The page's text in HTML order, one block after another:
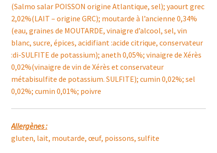
(Salmo salar POISSON origine Atlantique, sel); yaourt grec
2,02%(LAIT – origine GRC); moutarde à l’ancienne 0,34%
(eau, graines de MOUTARDE, vinaigre d’alcool, sel, vin
blanc, sucre, épices, acidifiant :acide citrique, conservateur
:di-SULFITE de potassium); aneth 0,05%; vinaigre de Xérès
0,02%(vinaigre de vin de Xérès et conservateur
métabisulfite de potassium. SULFITE); cumin 0,02%; sel
0,02%; cumin 0,01%; poivre
Allergènes :
gluten, lait, moutarde, œuf, poissons, sulfite